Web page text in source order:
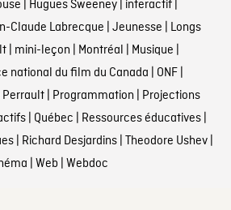
| Hugues Sweeney| interactif|
Claude Labrecque | Jeunesse | Longs
| mini-leçon | Montréal | Musique |
national du film du Canada | ONF|
Perrault| Programmation | Projections
| Québec | Ressources éducatives|
| Richard Desjardins| Theodore Ushev|
| Web | Webdoc